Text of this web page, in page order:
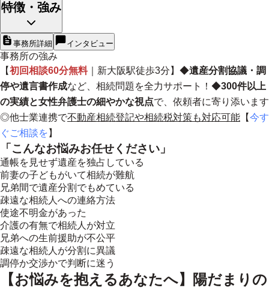
特徴・強み
事務所詳細 インタビュー
事務所の強み
【初回相談60分無料｜新大阪駅徒歩3分】◆遺産分割協議・調
停や遺言書作成など、相続問題を全力サポート！◆300件以上
の実績と女性弁護士の細やかな視点で、依頼者に寄り添います
◎他士業連携で不動産相続登記や相続税対策も対応可能 【今す
ぐご相談を 】
「こんなお悩みお任せください」
通帳を見せず遺産を独占している
前妻の子どもがいて相続が難航
兄弟間で遺産分割でもめている
疎遠な相続人への連絡方法
使途不明金があった
介護の有無で相続人が対立
兄弟への生前援助が不公平
疎遠な相続人が分割に異議
調停か交渉かで判断に迷う
【お悩みを抱えるあなたへ】陽だまりの